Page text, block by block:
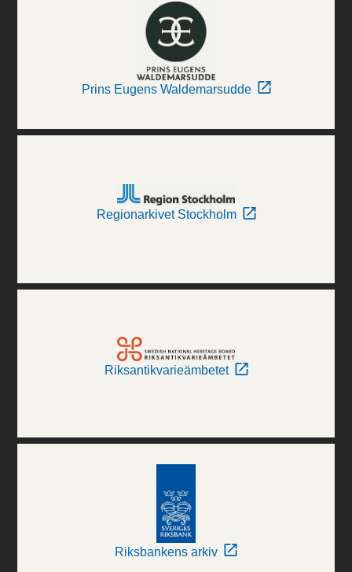
Prins Eugens Waldemarsudde
Regionarkivet Stockholm
Riksantikvarieämbetet
Riksbankens arkiv